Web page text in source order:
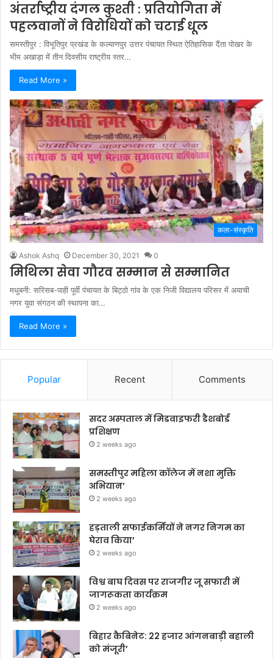
अंतर्राष्ट्रीय दंगल कुश्ती : प्रतियोगिता में
पहलवानों ने विरोधियों को चटाई धूल
समस्तीपुर : विभूतिपुर प्रखंड के कल्याणपुर उत्तर पंचायत स्थित ऐतिहासिक दैंता पोखर के
भीम अखाड़ा में तीन दिवसीय राष्ट्रीय स्तर…
Read More »
कला-संस्कृति
Ashok Ashq December 30, 2021 0
मिथिला सेवा गौरव सम्मान से सम्मानित
मधुबनी: सरिसब-पाही पूर्वी पंचायत के बिट्ठो गांव के एक निजी विद्यालय परिसर में अयाची
नगर युवा संगठन की स्थापना का…
Read More »
Popular Recent Comments
सदर अस्पताल में मिडवाइफरी डैशबोर्ड
प्रशिक्षण
2 weeks ago
समस्तीपुर महिला कॉलेज में नशा मुक्ति
अभियान’
2 weeks ago
हड़ताली सफाईकर्मियों ने नगर निगम का
घेराव किया’
2 weeks ago
विश्व बाघ दिवस पर राजगीर जू सफारी में
जागरूकता कार्यक्रम
2 weeks ago
बिहार कैबिनेट: 22 हजार आंगनबाड़ी बहाली
को मंजूरी’